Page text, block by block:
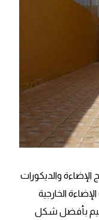
والديكورات
الخارجية
بأفضل شكل